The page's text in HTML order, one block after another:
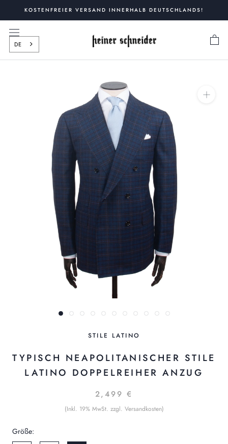
springen
KOSTENFREIER VERSAND INNERHALB DEUTSCHLANDS!
DE
STILE LATINO
TYPISCH NEAPOLITANISCHER STILE
LATINO DOPPELREIHER ANZUG
2,499 €
(Inkl. 19% MwSt. zzgl. Versandkosten)
Größe: